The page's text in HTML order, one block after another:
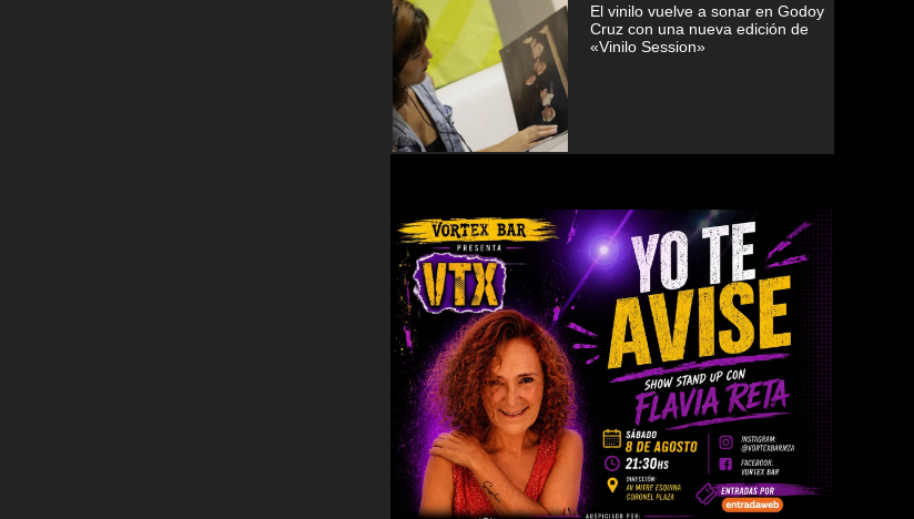
El vinilo vuelve a sonar en Godoy
Cruz con una nueva edición de
«Vinilo Session»